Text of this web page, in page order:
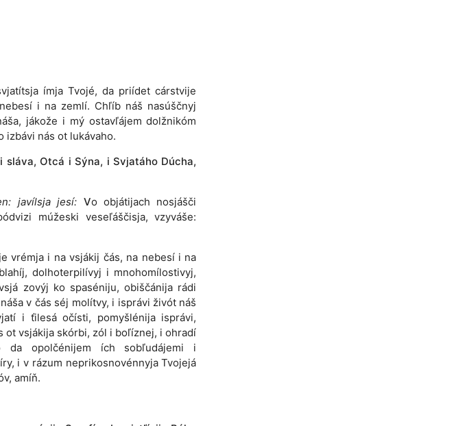
ímja Tvojé, da priídet cárstvije
i na zemlí. Chľíb náš nasúščnyj
jákože i mý ostavľájem dolžnikóm
izbávi nás ot lukávaho.
Otcá i Sýna, i Svjatáho Dúcha,
javílsja jesí: Vo objátijach nosjášči
múžeski veseľáščisja, vzyváše:
vrémja i na vsjákij čás, na nebesí i na
dolhoterpilívyj i mnohomílostivyj,
zovýj ko spaséniju, obiščánija rádi
v čás séj molítvy, i isprávi živót náš
i ťilesá očísti, pomyšlénija isprávi,
ot vsjákija skórbi, zól i boľíznej, i ohradí
da opolčénijem ích sobľudájemi i
i v rázum neprikosnovénnyja Tvojejá
amíň.